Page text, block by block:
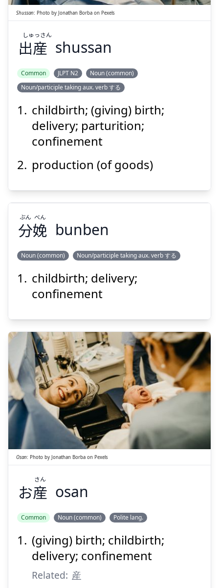
Shussan: Photo by Jonathan Borba on Pexels
出産
しゅっさん
shussan
Common JLPT N2
Noun (common)
Noun/participle taking aux. verb する
childbirth; (giving) birth;
delivery; parturition;
confinement
production (of goods)
娩
ぶん
べん
Show answer
Suspend
分娩
ぶん べん
bunben
Noun (common) Noun/participle taking aux. verb する
childbirth; delivery;
confinement
お
産
さん
Osan: Photo by Jonathan Borba on Pexels
お産
さん
osan
Common Noun (common) Polite lang.
(giving) birth; childbirth;
delivery; confinement
Related: 産